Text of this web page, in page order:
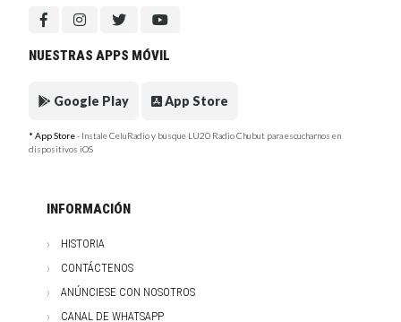
NUESTRAS APPS MÓVIL
Google Play App Store
* App Store- Instale CeluRadio y busque LU20 Radio Chubut para escucharnos en
dispositivos iOS
INFORMACIÓN
HISTORIA
CONTÁCTENOS
ANÚNCIESE CON NOSOTROS
CANAL DE WHATSAPP